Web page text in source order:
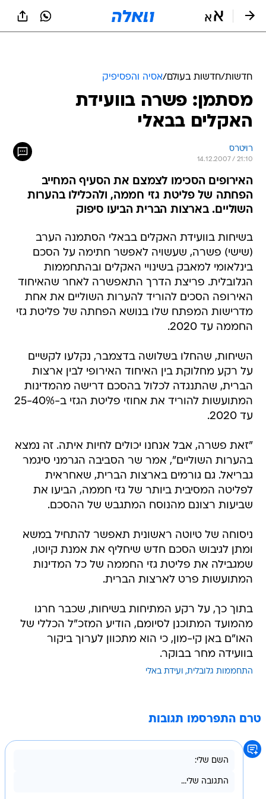
חדשות/חדשות בעולם/אסיה והפסיפיק
מסתמן: פשרה בוועידת
האקלים בבאלי
רויטרס
14.12.2007 / 21:10
האירופים הסכימו לצמצם את הסעיף המחייב
הפחתה של פליטת גזי חממה, ולהכלילו בהערות
השוליים. בארצות הברית הביעו סיפוק
בשיחות בוועידת האקלים בבאלי הסתמנה הערב
(שישי) פשרה, שעשויה לאפשר חתימה על הסכם
בינלאומי למאבק בשינויי האקלים ובהתחממות
הגלובלית. פריצת הדרך התאפשרה לאחר שהאיחוד
האירופה הסכים להוריד להערות השוליים את אחת
מדרישות המפתח שלו בנושא הפחתה של פליטת גזי
החממה עד 2020.
השיחות, שהחלו בשלושה בדצמבר, נקלעו לקשיים
על רקע מחלוקת בין האיחוד האירופי לבין ארצות
הברית, שהתנגדה לכלול בהסכם דרישה מהמדינות
המתועשות להוריד את אחוזי פליטת הגזי ב-25-40%
עד 2020.
"זאת פשרה, אבל אנחנו יכולים לחיות איתה. זה נמצא
בהערות השוליים", אמר שר הסביבה הגרמני סיגמר
גבריאל. גם גורמים בארצות הברית, שאחראית
לפליטה המסיבית ביותר של גזי חממה, הביעו את
שביעות רצונם מהנוסח המתגבש של ההסכם.
ניסוחה של טיוטה ראשונית תאפשר להתחיל במשא
ומתן לגיבוש הסכם חדש שיחליף את אמנת קיוטו,
שמגבילה את פליטת גזי החממה של כל המדינות
המתועשות פרט לארצות הברית.
בתוך כך, על רקע המתיחות בשיחות, שכבר חרגו
מהמועד המתוכנן לסיומם, הודיע המזכ"ל הכללי של
האו"ם באן קי-מון, כי הוא מתכוון לערוך ביקור
בוועידה מחר בבוקר.
התחממות גלובלית ועידת באלי
טרם התפרסמו תגובות